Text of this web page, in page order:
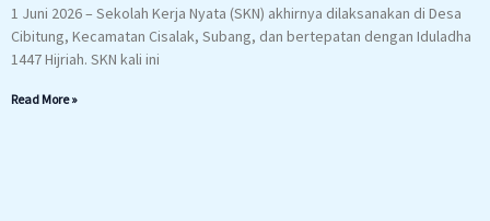
1 Juni 2026 – Sekolah Kerja Nyata (SKN) akhirnya dilaksanakan di Desa
Cibitung, Kecamatan Cisalak, Subang, dan bertepatan dengan Iduladha
1447 Hijriah. SKN kali ini
Read More »